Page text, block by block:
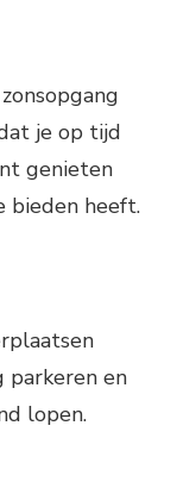
je op tijd
genieten
bieden heeft.
parkeren en
lopen.